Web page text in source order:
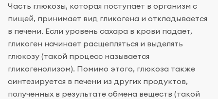
Часть глюкозы, которая поступает в организм с
пищей, принимает вид гликогена и откладывается
в печени. Если уровень сахара в крови падает,
гликоген начинает расщепляться и выделять
глюкозу (такой процесс называется
гликогенолизом). Помимо этого, глюкоза также
синтезируется в печени из других продуктов,
полученных в результате обмена веществ (такой